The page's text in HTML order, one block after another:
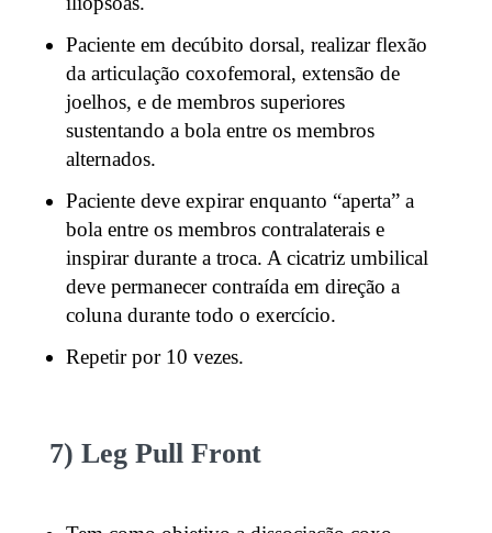
Paciente em decúbito dorsal, realizar flexão
da articulação coxofemoral, extensão de
joelhos, e de membros superiores
sustentando a bola entre os membros
alternados.
Paciente deve expirar enquanto “aperta” a
bola entre os membros contralaterais e
inspirar durante a troca. A cicatriz umbilical
deve permanecer contraída em direção a
coluna durante todo o exercício.
Repetir por 10 vezes.
7) Leg Pull Front